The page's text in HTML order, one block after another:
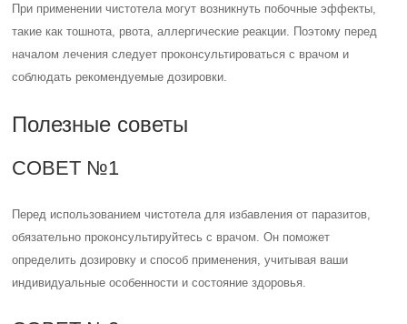
При применении чистотела могут возникнуть побочные эффекты,
такие как тошнота, рвота, аллергические реакции. Поэтому перед
началом лечения следует проконсультироваться с врачом и
соблюдать рекомендуемые дозировки.
Полезные советы
СОВЕТ №1
Перед использованием чистотела для избавления от паразитов,
обязательно проконсультируйтесь с врачом. Он поможет
определить дозировку и способ применения, учитывая ваши
индивидуальные особенности и состояние здоровья.